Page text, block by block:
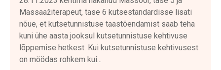
Massaažiterapeut, tase 6 kutsestandardisse lisati
nõue, et kutsetunnistuse taastõendamist saab teha
kuni ühe aasta jooksul kutsetunnistuse kehtivuse
lõppemise hetkest. Kui kutsetunnistuse kehtivusest
on möödas rohkem kui...